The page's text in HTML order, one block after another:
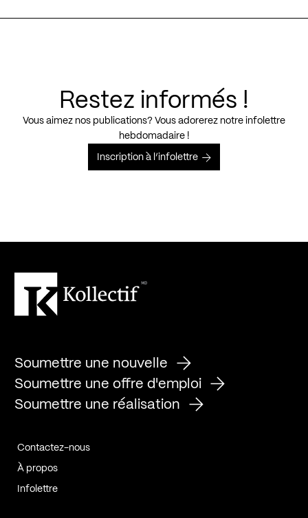
Restez informés !
Vous aimez nos publications? Vous adorerez notre infolettre
hebdomadaire !
Inscription à l’infolettre
Soumettre une nouvelle
Soumettre une offre d'emploi
Soumettre une réalisation
Contactez-nous
À propos
Infolettre